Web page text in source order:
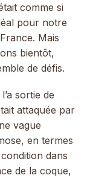
comme si
pour notre
Mais
bientôt,
de défis.
sortie de
attaquée par
vague
en termes
dans
de la coque,